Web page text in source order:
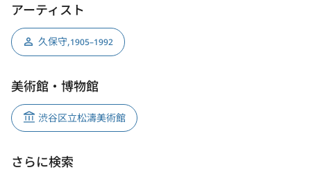
アーティスト
久保守,1905–1992
美術館・博物館
渋谷区立松濤美術館
さらに検索